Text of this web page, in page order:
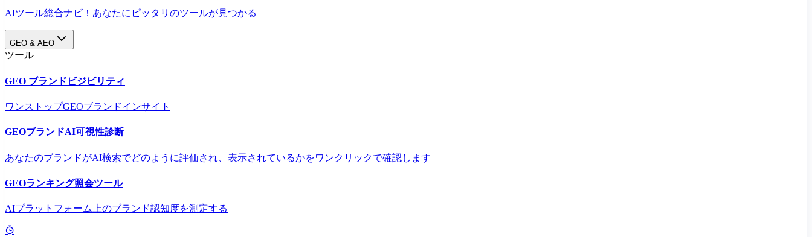
AIツール総合ナビ！あなたにピッタリのツールが見つかる
GEO & AEO
ツール
GEO ブランドビジビリティ
ワンストップGEOブランドインサイト
GEOブランドAI可視性診断
あなたのブランドがAI検索でどのように評価され、表示されているかをワンクリックで確認します
GEOランキング照会ツール
AIプラットフォーム上のブランド認知度を測定する